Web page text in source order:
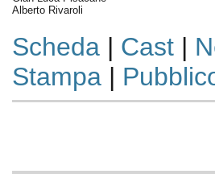
Alberto Rivaroli
Scheda| Cast|
Stampa|